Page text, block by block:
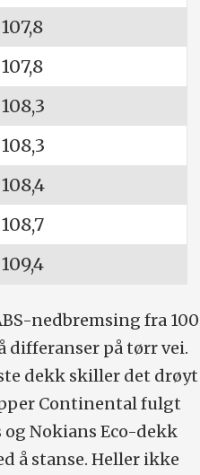
107,8
107,8
108,3
108,3
108,4
108,7
109,4
nedbremsing fra 100
differanser på tørr vei.
dekk skiller det drøyt
Continental fulgt
og Nokians Eco-dekk
å stanse. Heller ikke